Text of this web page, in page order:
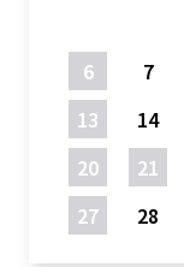
6
7
13
14
20
21
27
28